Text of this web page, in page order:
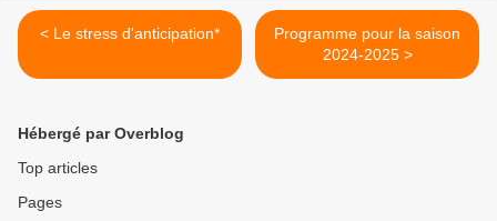
< Le stress d'anticipation*
Programme pour la saison
2024-2025 >
Hébergé par Overblog
Top articles
Pages